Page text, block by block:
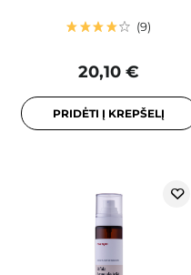
9
20,10 €
PRIDĖTI Į KREPŠELĮ